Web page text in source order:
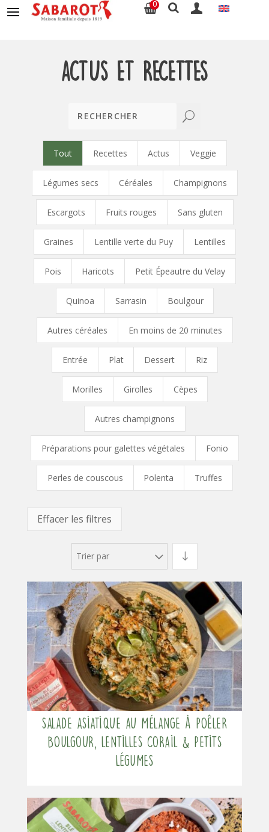
0
Actus et recettes
U
Tout Recettes Actus Veggie
Légumes secs Céréales Champignons
Escargots Fruits rouges Sans gluten
Graines Lentille verte du Puy Lentilles
Pois Haricots Petit Épeautre du Velay
Quinoa Sarrasin Boulgour
Autres céréales En moins de 20 minutes
Entrée Plat Dessert Riz
Morilles Girolles Cèpes
Autres champignons
Préparations pour galettes végétales Fonio
Perles de couscous Polenta Truffes
Effacer les filtres
Trier par
Salade asiatique au mélange à poêler
Boulgour, Lentilles corail & Petits
légumes